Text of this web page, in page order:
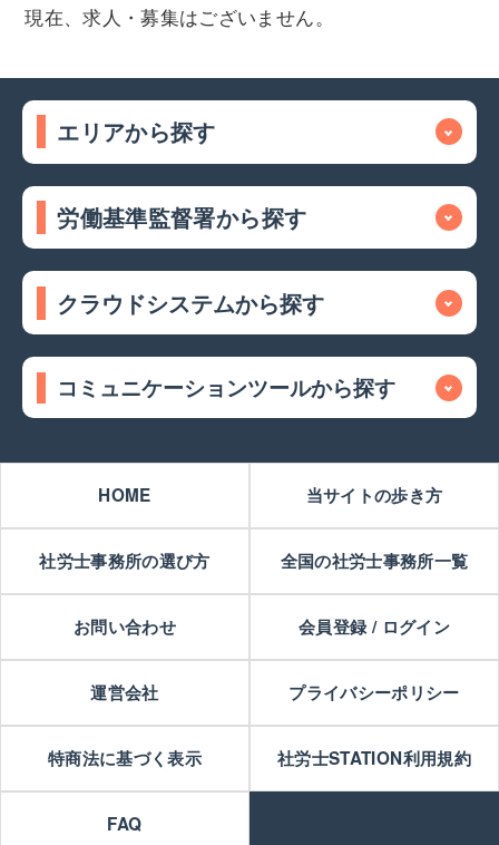
現在、求人・募集はございません。
エリアから探す
労働基準監督署から探す
クラウドシステムから探す
コミュニケーションツールから探す
HOME 当サイトの歩き方
社労士事務所の選び方 全国の社労士事務所一覧
お問い合わせ 会員登録 / ログイン
運営会社 プライバシーポリシー
特商法に基づく表示 社労士STATION利用規約
FAQ